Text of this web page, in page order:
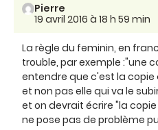
Pierre
19 avril 2016 à 18 h 59 min
La règle du feminin, en
trouble, par exemple :"une
entendre que c'est la copie
et non pas elle qui va le
et on devrait écrire "la
ne pose pas de problème